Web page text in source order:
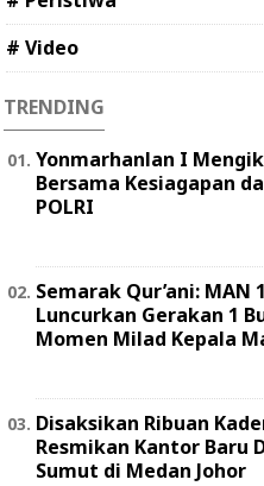
# Video
TRENDING
Yonmarhanlan I
Bersama Kesiagapan
POLRI
Semarak Qur’ani: MAN
Luncurkan Gerakan 1
Momen Milad Kepala
Disaksikan Ribuan
Resmikan Kantor Baru
Sumut di Medan Johor